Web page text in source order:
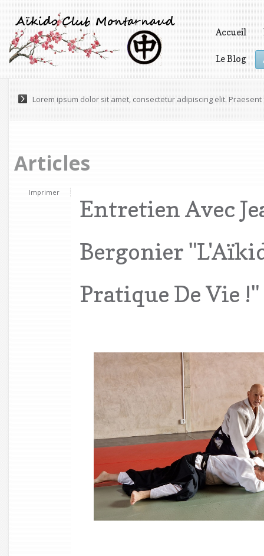
Accueil
Le Blog
Lorem ipsum dolor sit amet, consectetur adipiscing elit.
Maecenas a accumsan felis. Praesent scelerisque volutpat
Articles
Imprimer
Entretien Avec
Bergonier
Pratique De Vie !"